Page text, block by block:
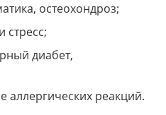
остеохондроз;
стресс;
диабет,
аллергических реакций.